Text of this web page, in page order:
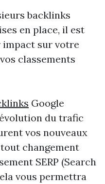
backlinks
en place, il est
impact sur votre
classements
Google
du trafic
vos nouveaux
changement
SERP (Search
vous permettra